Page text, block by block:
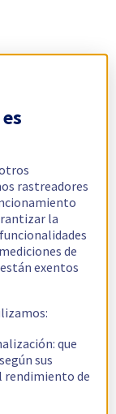
rastreadores
la
de
exentos
que
sus
rendimiento de